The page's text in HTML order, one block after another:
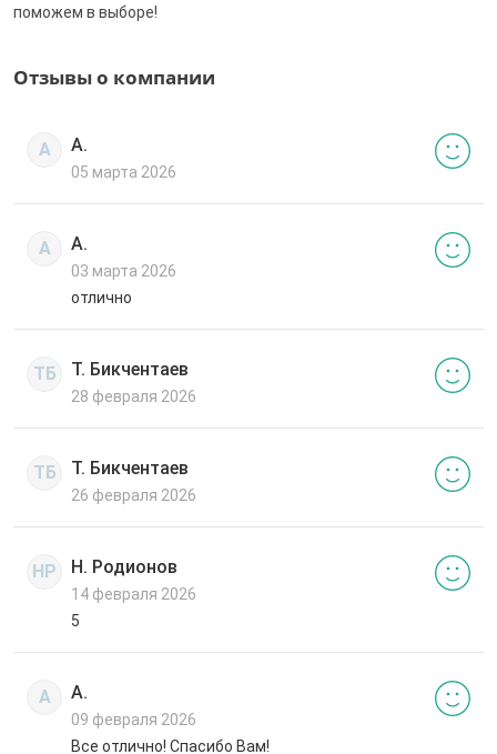
поможем в выборе!
Отзывы о компании
А А.
05 марта 2026
А А.
03 марта 2026
отлично
ТБ Т. Бикчентаев
28 февраля 2026
ТБ Т. Бикчентаев
26 февраля 2026
НР Н. Родионов
14 февраля 2026
5
А А.
09 февраля 2026
Все отлично! Спасибо Вам!